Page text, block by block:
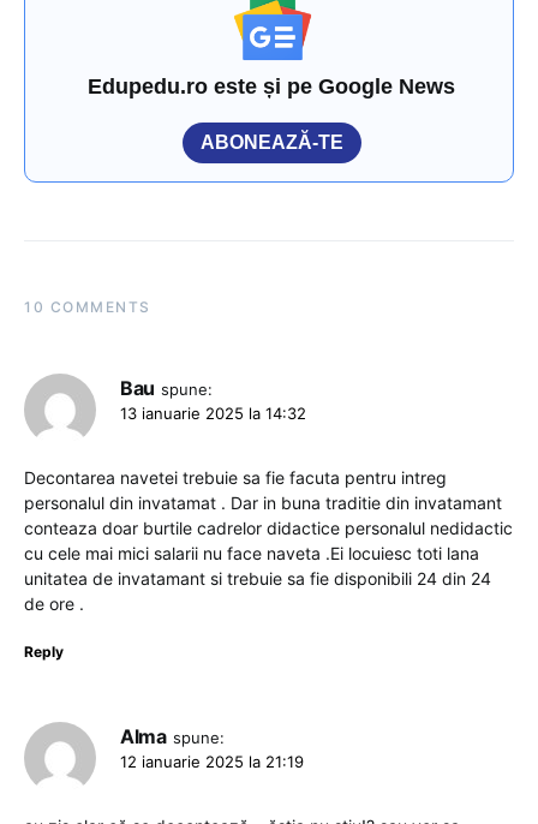
Edupedu.ro este și pe Google News
ABONEAZĂ-TE
10 COMMENTS
Bau spune:
13 ianuarie 2025 la 14:32
Decontarea navetei trebuie sa fie facuta pentru intreg
personalul din invatamat . Dar in buna traditie din invatamant
conteaza doar burtile cadrelor didactice personalul nedidactic
cu cele mai mici salarii nu face naveta .Ei locuiesc toti lana
unitatea de invatamant si trebuie sa fie disponibili 24 din 24
de ore .
Reply
Alma spune:
12 ianuarie 2025 la 21:19